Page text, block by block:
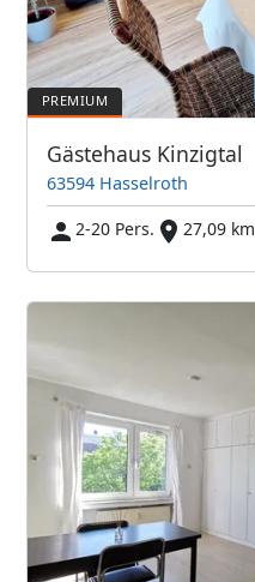
Gästehaus Kinzigtal
63594 Hasselroth
2-20 Pers.
27,09 km